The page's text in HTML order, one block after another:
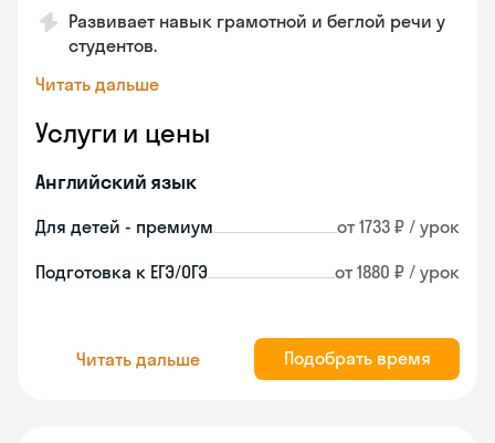
Развивает навык грамотной и беглой речи у
студентов.
Читать дальше
Услуги и цены
Английский язык
Для детей - премиум от 1733 ₽ / урок
Подготовка к ЕГЭ/ОГЭ от 1880 ₽ / урок
Читать дальше Подобрать время